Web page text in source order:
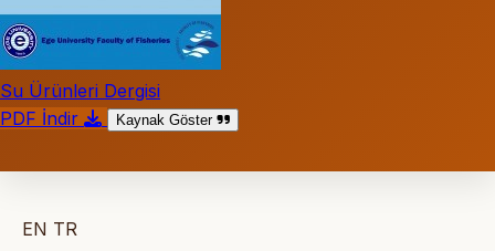
Su Ürünleri Dergisi
PDF İndir
Kaynak Göster
EN TR